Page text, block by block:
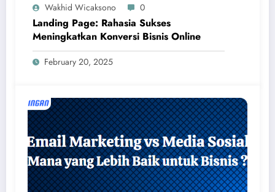
Wakhid Wicaksono 0
Landing Page: Rahasia Sukses
Meningkatkan Konversi Bisnis Online
February 20, 2025